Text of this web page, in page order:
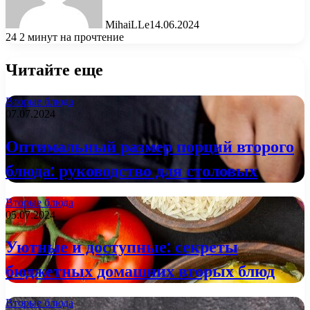
MihaiLLe14.06.2024
24 2 минут на прочтение
Читайте еще
Вторые блюда
07.07.2024
Оптимальный размер порций второго
блюда: руководство для столовых
Вторые блюда
05.07.2024
Уютные и доступные: секреты
бюджетных домашних вторых блюд
Вторые блюда